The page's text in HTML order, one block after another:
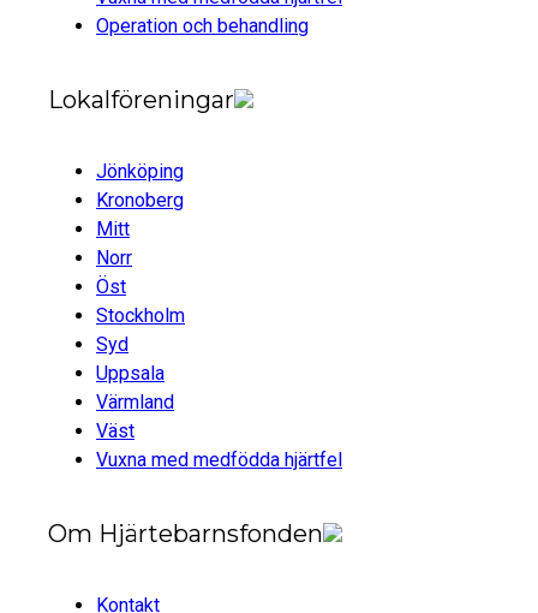
Operation och behandling
Lokalföreningar
Jönköping
Kronoberg
Mitt
Norr
Öst
Stockholm
Syd
Uppsala
Värmland
Väst
Vuxna med medfödda hjärtfel
Om Hjärtebarnsfonden
Kontakt